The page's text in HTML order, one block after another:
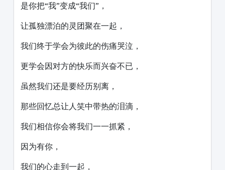
是你把“我”变成“我们”，
让孤独漂泊的灵团聚在一起，
我们终于学会为彼此的伤痛哭泣，
更学会因对方的快乐而兴奋不已，
虽然我们还是要经历别离，
那些回忆总让人笑中带热的泪滴，
我们相信你会将我们一一抓紧，
因为有你，
我们的心走到一起，